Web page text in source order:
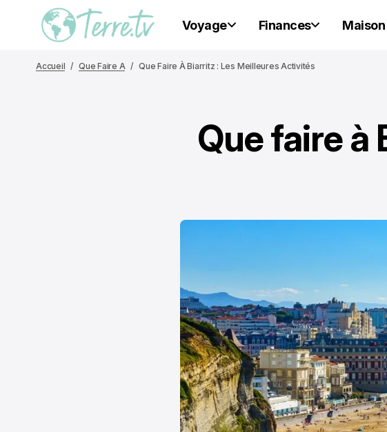
Voyage Finances Maison
Accueil Que Faire A Que Faire À Biarritz : Les Meilleures Activités
Que faire à